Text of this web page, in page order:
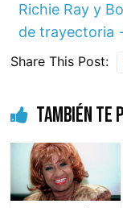
Richie Ray y
de trayectoria
Share This Post:
También te